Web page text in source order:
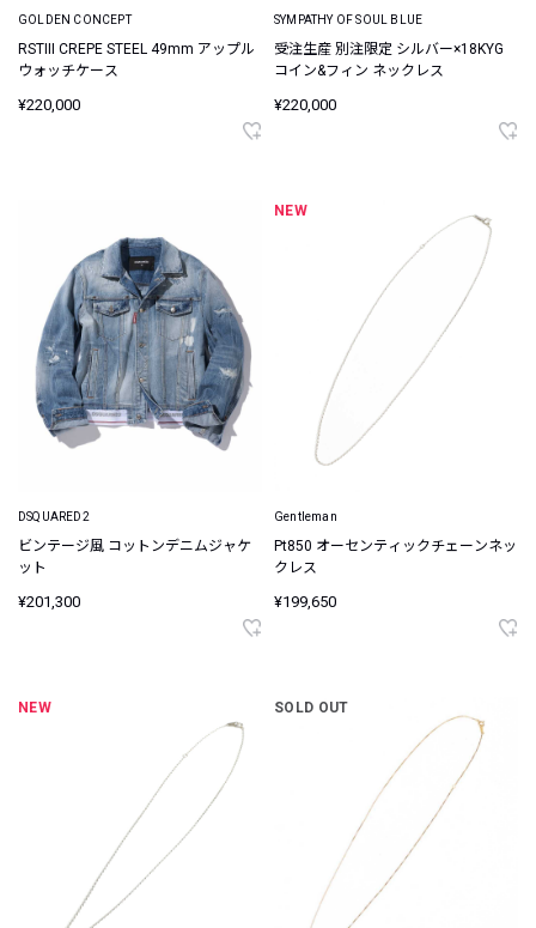
GOLDEN CONCEPT
RSTIII CREPE STEEL 49mm アップル
ウォッチケース
¥220,000
SYMPATHY OF SOUL BLUE
受注生産 別注限定 シルバー×18KYG
コイン&フィン ネックレス
¥220,000
DSQUARED2
ビンテージ風 コットンデニムジャケ
ット
¥201,300
NEW
Gentleman
Pt850 オーセンティックチェーンネッ
クレス
¥199,650
NEW SOLD OUT